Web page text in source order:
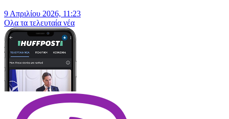
9 Απριλίου 2026, 11:23
Oλα τα τελευταία νέα